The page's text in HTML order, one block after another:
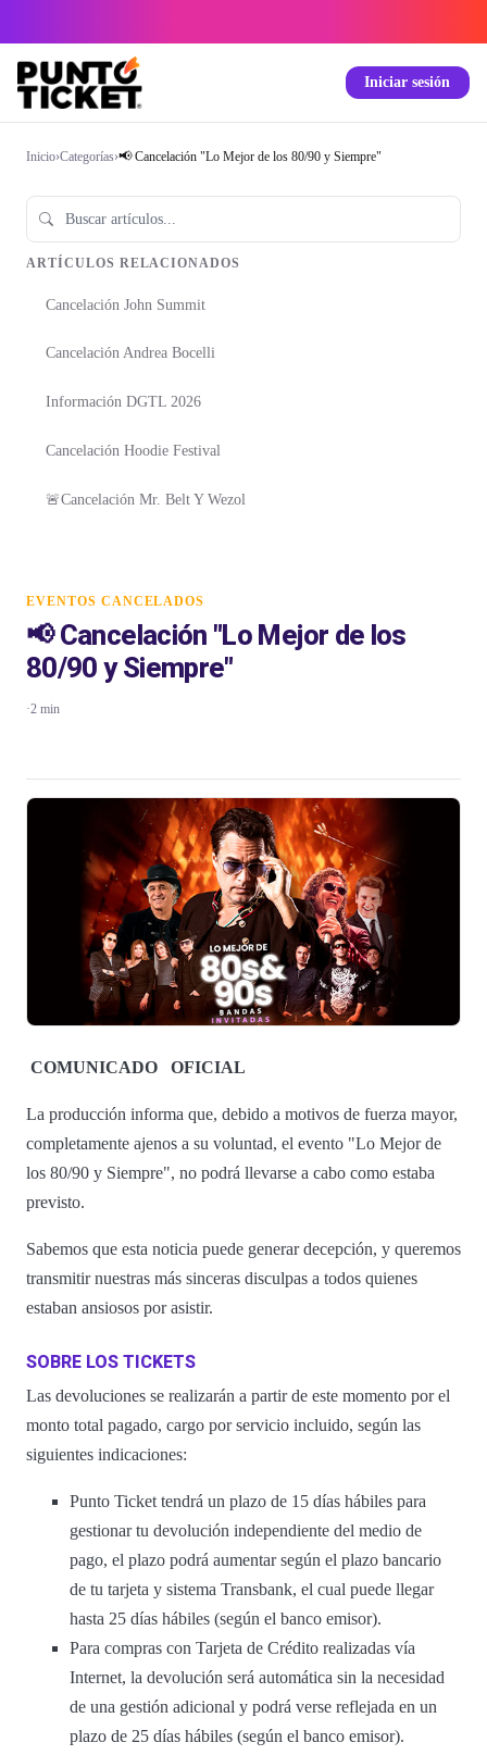
Iniciar sesión
Inicio›Categorías›📢 Cancelación "Lo Mejor de los 80/90 y Siempre"
ARTÍCULOS RELACIONADOS
Cancelación John Summit
Cancelación Andrea Bocelli
Información DGTL 2026
Cancelación Hoodie Festival
🚨Cancelación Mr. Belt Y Wezol
EVENTOS CANCELADOS
📢 Cancelación "Lo Mejor de los
80/90 y Siempre"
·2 min
COMUNICADO OFICIAL
La producción informa que, debido a motivos de fuerza mayor,
completamente ajenos a su voluntad, el evento "Lo Mejor de
los 80/90 y Siempre", no podrá llevarse a cabo como estaba
previsto.
Sabemos que esta noticia puede generar decepción, y queremos
transmitir nuestras más sinceras disculpas a todos quienes
estaban ansiosos por asistir.
SOBRE LOS TICKETS
Las devoluciones se realizarán a partir de este momento por el
monto total pagado, cargo por servicio incluido, según las
siguientes indicaciones:
Punto Ticket tendrá un plazo de 15 días hábiles para
gestionar tu devolución independiente del medio de
pago, el plazo podrá aumentar según el plazo bancario
de tu tarjeta y sistema Transbank, el cual puede llegar
hasta 25 días hábiles (según el banco emisor).
Para compras con Tarjeta de Crédito realizadas vía
Internet, la devolución será automática sin la necesidad
de una gestión adicional y podrá verse reflejada en un
plazo de 25 días hábiles (según el banco emisor).